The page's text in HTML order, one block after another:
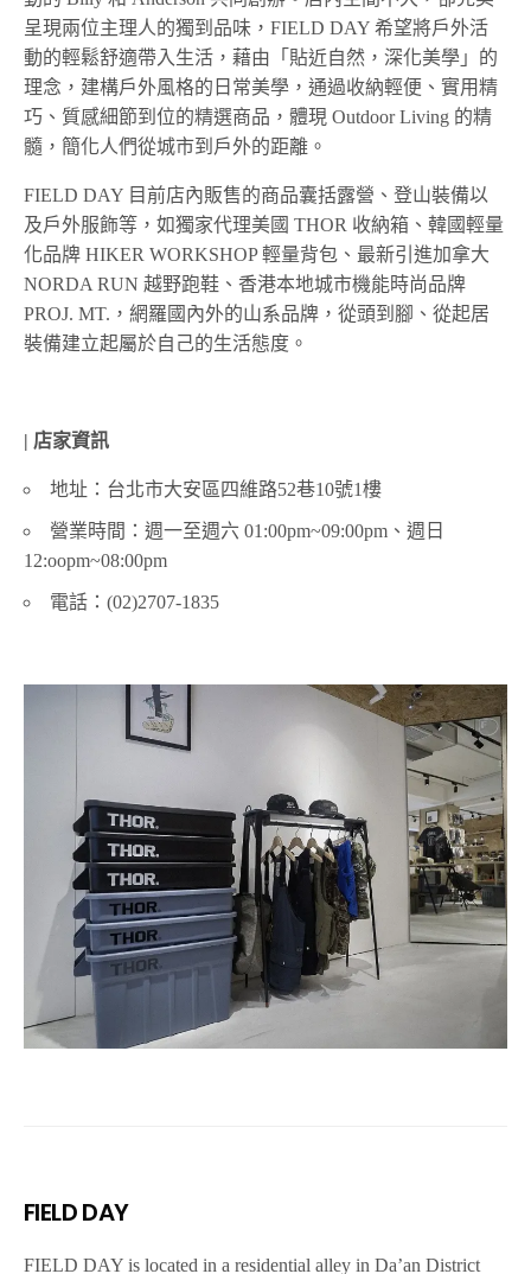
呈現兩位主理人的獨到品味，FIELD DAY 希望將戶外活
動的輕鬆舒適帶入生活，藉由「貼近自然，深化美學」的
理念，建構戶外風格的日常美學，通過收納輕便、實用精
巧、質感細節到位的精選商品，體現 Outdoor Living 的精
髓，簡化人們從城市到戶外的距離。
FIELD DAY 目前店內販售的商品囊括露營、登山裝備以
及戶外服飾等，如獨家代理美國 THOR 收納箱、韓國輕量
化品牌 HIKER WORKSHOP 輕量背包、最新引進加拿大
NORDA RUN 越野跑鞋、香港本地城市機能時尚品牌
PROJ. MT.，網羅國內外的山系品牌，從頭到腳、從起居
裝備建立起屬於自己的生活態度。
| 店家資訊
地址：台北市大安區四維路52巷10號1樓
營業時間：週一至週六 01:00pm~09:00pm、週日
12:oopm~08:00pm
電話：(02)2707-1835
FIELD DAY
FIELD DAY is located in a residential alley in Da’an District